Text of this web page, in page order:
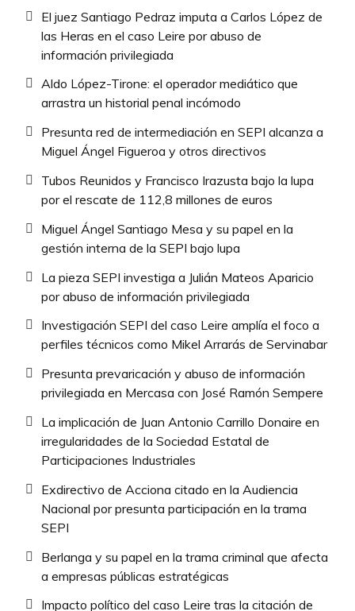
El juez Santiago Pedraz imputa a Carlos López de
las Heras en el caso Leire por abuso de
información privilegiada
Aldo López-Tirone: el operador mediático que
arrastra un historial penal incómodo
Presunta red de intermediación en SEPI alcanza a
Miguel Ángel Figueroa y otros directivos
Tubos Reunidos y Francisco Irazusta bajo la lupa
por el rescate de 112,8 millones de euros
Miguel Ángel Santiago Mesa y su papel en la
gestión interna de la SEPI bajo lupa
La pieza SEPI investiga a Julián Mateos Aparicio
por abuso de información privilegiada
Investigación SEPI del caso Leire amplía el foco a
perfiles técnicos como Mikel Arrarás de Servinabar
Presunta prevaricación y abuso de información
privilegiada en Mercasa con José Ramón Sempere
La implicación de Juan Antonio Carrillo Donaire en
irregularidades de la Sociedad Estatal de
Participaciones Industriales
Exdirectivo de Acciona citado en la Audiencia
Nacional por presunta participación en la trama
SEPI
Berlanga y su papel en la trama criminal que afecta
a empresas públicas estratégicas
Impacto político del caso Leire tras la citación de